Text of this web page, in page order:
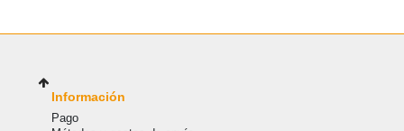
Información
Pago